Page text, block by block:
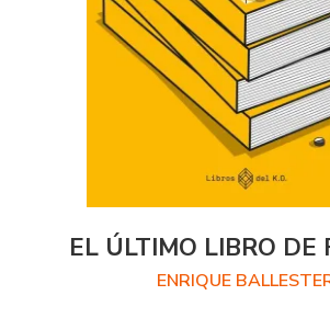
EL ÚLTIMO LIBRO DE
ENRIQUE